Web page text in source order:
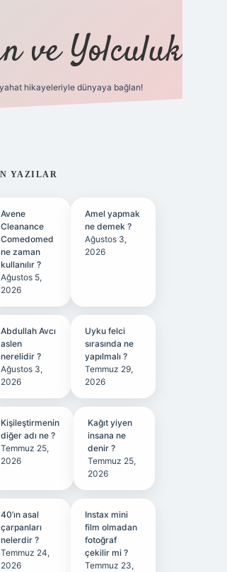
ve Yolculuk
hikayeleriyle dünyaya bağlan!
YAZILAR
Avene
Cleanance
Comedomed
ne zaman
kullanılır ?
Ağustos 5,
2026
Amel yapmak
ne demek ?
Ağustos 3,
2026
Abdullah Avcı
aslen
nerelidir ?
Ağustos 3,
2026
Uyku felci
sırasında ne
yapılmalı ?
Temmuz 29,
2026
Kişileştirmenin
diğer adı ne ?
Temmuz 25,
2026
Kağıt yiyen
insana ne
denir ?
Temmuz 25,
2026
40’ın asal
çarpanları
nelerdir ?
Temmuz 24,
2026
Instax mini
film olmadan
fotoğraf
çekilir mi ?
Temmuz 23,